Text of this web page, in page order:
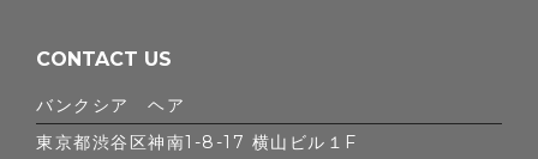
CONTACT US
バンクシア ヘア
東京都渋谷区神南1-8-17 横山ビル１F